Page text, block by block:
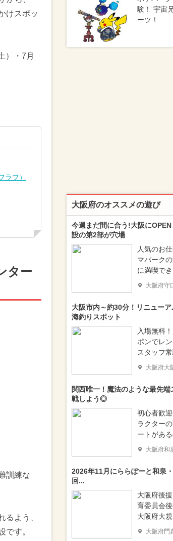
けスポッ
）・7月
フ）
ター
訓練な
るよう、
です。
験！ 宇宙
ーツ！
大阪府のオススメの遊び
今週まだ間に合う!大阪に
設の第2部が穴場
人気のお
マパーク
に満喫で
大阪府守
大阪市内～約30分！リニュー
海釣りスポット
入場無料
ポンでレ
スタッフ
大阪府大阪
関西唯一！魔法のような最先端
戦しよう◎
初心者歓
ラクター
ートがあ
大阪府和
2026年11月にららぽーと和泉
回...
大阪府後
育委員会
大阪府大規
大阪府門